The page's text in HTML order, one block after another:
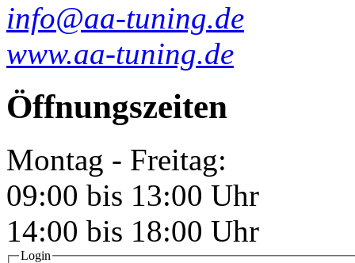
info@aa-tuning.de
www.aa-tuning.de
Öffnungszeiten
Montag - Freitag:
09:00 bis 13:00 Uhr
14:00 bis 18:00 Uhr
Login